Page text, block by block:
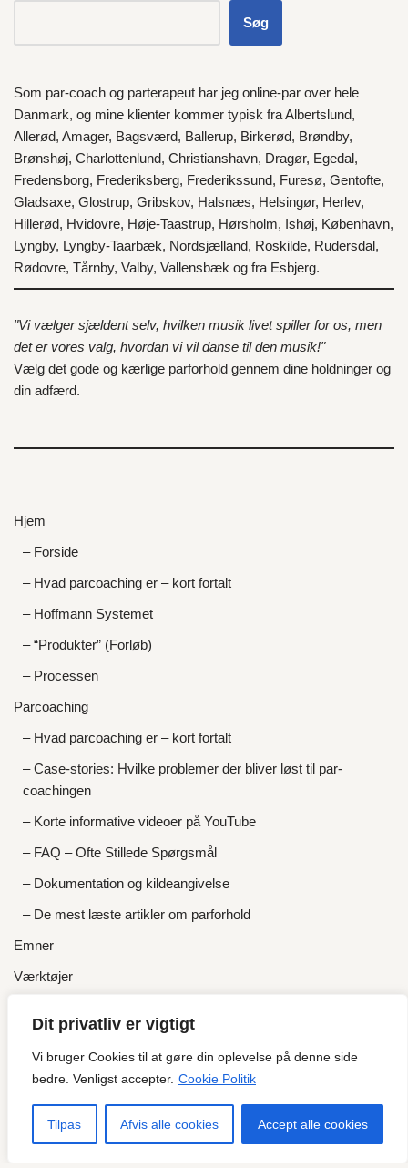
Dit privatliv er vigtigt
Vi bruger Cookies til at gøre din oplevelse på denne side
bedre. Venligst accepter. Cookie Politik
Tilpas Afvis alle cookies Accept alle cookies
Søg
Som par-coach og parterapeut har jeg online-par over hele
Danmark, og mine klienter kommer typisk fraAlbertslund,
Allerød, Amager, Bagsværd, Ballerup, Birkerød, Brøndby,
Brønshøj, Charlottenlund, Christianshavn, Dragør, Egedal,
Fredensborg, Frederiksberg, Frederikssund, Furesø, Gentofte,
Gladsaxe, Glostrup, Gribskov, Halsnæs, Helsingør, Herlev,
Hillerød, Hvidovre, Høje-Taastrup, Hørsholm, Ishøj, København,
Lyngby, Lyngby-Taarbæk, Nordsjælland, Roskilde, Rudersdal,
Rødovre, Tårnby, Valby, Vallensbæk og fra Esbjerg.
"Vi vælger sjældent selv, hvilken musik livet spiller for os, men
det er vores valg, hvordan vi vil danse til den musik!"
Vælg det gode og kærlige parforhold gennem dine holdninger og
din adfærd.
Hjem
– Forside
– Hvad parcoaching er – kort fortalt
– Hoffmann Systemet
– “Produkter” (Forløb)
– Processen
Parcoaching
– Hvad parcoaching er – kort fortalt
– Case-stories: Hvilke problemer der bliver løst til par-
coachingen
– Korte informative videoer på YouTube
– FAQ – Ofte Stillede Spørgsmål
– Dokumentation og kildeangivelse
– De mest læste artikler om parforhold
Emner
Værktøjer
– Om parcoach Mikael Hoffmann
– Bøger
– Priser og gratis tilbud